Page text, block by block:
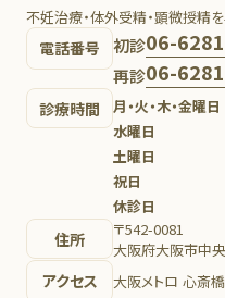
不妊治療・体外受精・顕微授精を
電話番号 初診06-
再診06-
診療時間 月・火・木・金曜日
水曜日
土曜日
祝日
休診日
住所
〒542-0081
大阪府大阪市中
アクセス 大阪メトロ 心斎